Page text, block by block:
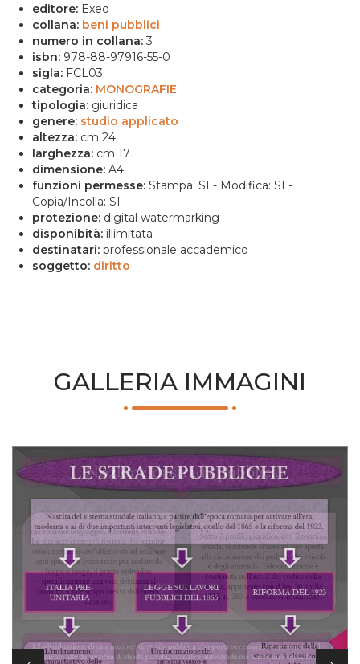
editore: Exeo
collana: beni pubblici
numero in collana: 3
isbn: 978-88-97916-55-0
sigla: FCL03
categoria: MONOGRAFIE
tipologia: giuridica
genere: studio applicato
altezza: cm 24
larghezza: cm 17
dimensione: A4
funzioni permesse: Stampa: SI - Modifica: SI -
Copia/Incolla: SI
protezione: digital watermarking
disponibità: illimitata
destinatari: professionale accademico
soggetto: diritto
GALLERIA IMMAGINI